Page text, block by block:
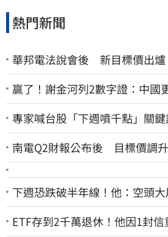
熱門新聞
華邦電法說會後 新目標價出爐
贏了！謝金河列2數字證：中國
專家喊台股「下週噴千點」關
南電Q2財報公布後 目標價調升
下週恐跌破半年線！他：空頭
ETF存到2千萬退休！他因1封